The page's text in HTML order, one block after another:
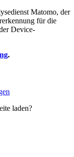
Matomo, der
für die
Device-
.
laden?